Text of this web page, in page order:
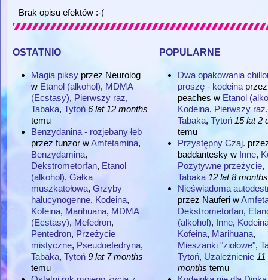
Brak opisu efektów :-(
ostatnio
Magia piksy przez Neurolog
w Etanol (alkohol), MDMA
(Ecstasy), Pierwszy raz,
Tabaka, Tytoń 6 lat 12 months
temu
Benzydanina - rozjebany łeb
przez funzor wAmfetamina,
Benzydamina,
Dekstrometorfan, Etanol
(alkohol), Gałka
muszkatołowa, Grzyby
halucynogenne, Kodeina,
Kofeina, Marihuana, MDMA
(Ecstasy), Mefedron,
Pentedron, Przeżycie
mistyczne, Pseudoefedryna,
Tabaka, Tytoń 9 lat 7 months
temu
popularne
Dwa opakowania
proszę - kodeina przez
peaches w Etanol
Kodeina, Pierwszy raz,
Tabaka, Tytoń 15 lat 2
temu
Przystępny Czaj.
baddantesky w Inne,
Pozytywne przeżycie,
Tabaka 12 lat 8 months
Nieświadoma
przez Nauferi w
Dekstrometorfan,
(alkohol), Inne,
Kofeina, Marihuana,
Mieszanki "ziołowe",
Tytoń, Uzależnienie 11
months temu